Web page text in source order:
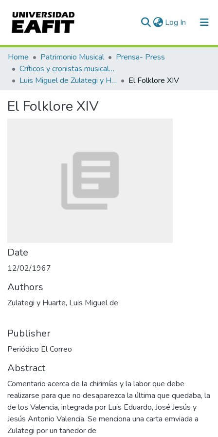
Log In (current)
Statistics
Home Patrimonio Musical
Prensa- Press
Críticos y cronistas musicales
Luis Miguel de Zulategi y Huarte
El Folklore XIV
El Folklore XIV
Date
12/02/1967
Authors
Zulategi y Huarte, Luis Miguel de
Publisher
Periódico El Correo
Abstract
Comentario acerca de la chirimías y la labor que debe
realizarse para que no desaparezca la última que quedaba, la
de los Valencia, integrada por Luis Eduardo, José Jesús y
Jesús Antonio Valencia. Se menciona una carta emviada a
Zulategi por un tañedor de